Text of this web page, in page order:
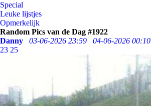
Special
Leuke lijstjes
Opmerkelijk
Random Pics van de Dag #1922
Danny
03-06-2026 23:59 04-06-2026 00:10
23 25